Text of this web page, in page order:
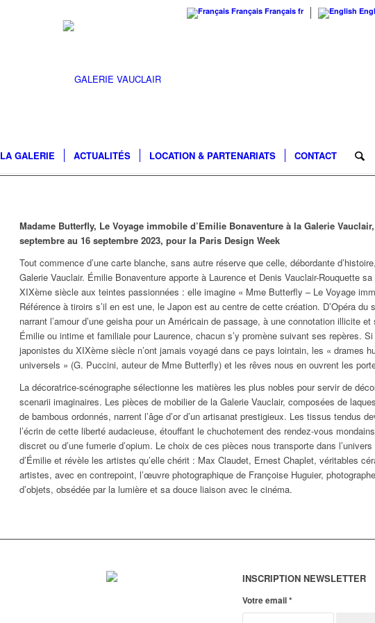
Français Français fr
LA GALERIE ACTUALITÉS LOCATION & PARTENARIATS CONTACT
Madame Butterfly, Le Voyage immobiled’Emilie Bonaventure à la Galerie
septembre au 16 septembre 2023, pour la Paris Design Week
Tout commence d’une carte blanche, sans autre réserve que celle, débordante
Galerie Vauclair. Émilie Bonaventure apporte à Laurence et Denis Vauclair-Rouquette sa
XIXème siècle aux teintes passionnées : elle imagine « Mme Butterfly – Le Voyage
Référence à tiroirs s’il en est une, le Japon est au centre de cette création. D’Opéra du
narrant l’amour d’une geisha pour un Américain de passage, à une connotation illicite et
Émilie ou intime et familiale pour Laurence, chacun s’y promène suivant ses repères.
japonistes du XIXème siècle n’ont jamais voyagé dans ce pays lointain, les « drames
universels » (G. Puccini, auteur de Mme Butterfly) et les rêves nous en ouvrent les
La décoratrice-scénographe sélectionne les matières les plus nobles pour servir de
scenarii imaginaires. Les pièces de mobilier de la Galerie Vauclair, composées de
de bambous ordonnés, narrent l’âge d’or d’un artisanat prestigieux. Les tissus tendus
l’écrin de cette liberté audacieuse, étouffant le chuchotement des rendez-vous mondains
discret ou d’une fumerie d’opium. Le choix de ces pièces nous transporte dans
d’Émilie et révèle les artistes qu’elle chérit : Max Claudet, Ernest Chaplet, véritables
artistes, avec en contrepoint, l’œuvre photographique de Françoise Huguier,
d’objets, obsédée par la lumière et sa douce liaison avec le cinéma.
INSCRIPTION NEWSLETTER
Votre email*